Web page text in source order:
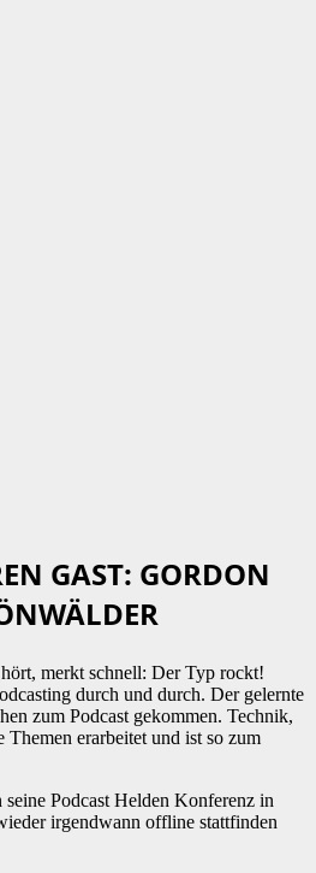
GAST: GORDON
merkt schnell: Der Typ rockt!
durch und durch. Der gelernte
zum Podcast gekommen. Technik,
Themen erarbeitet und ist so zum
Podcast Helden Konferenz in
irgendwann offline stattfinden